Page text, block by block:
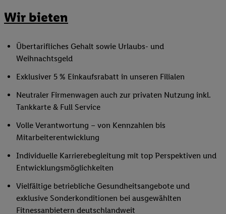
Wir bieten
Übertarifliches Gehalt sowie Urlaubs- und
Weihnachtsgeld
Exklusiver 5 % Einkaufsrabatt in unseren Filialen
Neutraler Firmenwagen auch zur privaten Nutzung inkl.
Tankkarte & Full Service
Volle Verantwortung – von Kennzahlen bis
Mitarbeiterentwicklung
Individuelle Karrierebegleitung mit top Perspektiven und
Entwicklungsmöglichkeiten
Vielfältige betriebliche Gesundheitsangebote und
exklusive Sonderkonditionen bei ausgewählten
Fitnessanbietern deutschlandweit